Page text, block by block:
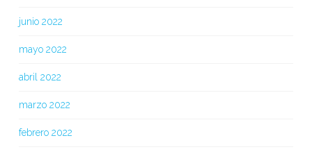
junio 2022
mayo 2022
abril 2022
marzo 2022
febrero 2022